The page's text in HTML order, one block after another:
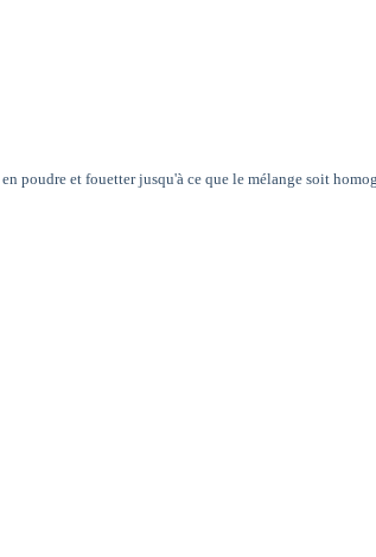
poudre et fouetter jusqu'à ce que le mélange soit